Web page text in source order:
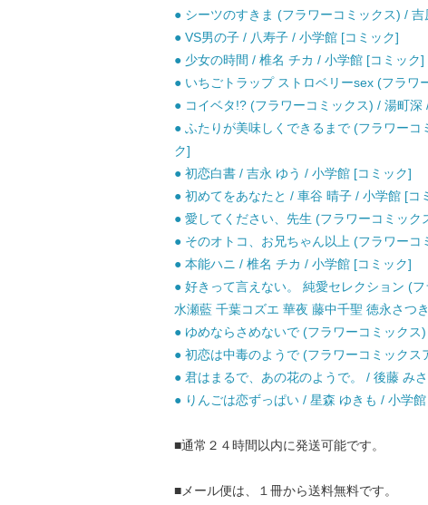
● シーツのすきま (フラワーコミックス) /
● VS男の子 / 八寿子 / 小学館 [コミック]
● 少女の時間 / 椎名 チカ / 小学館 [コミック]
● いちごトラップ ストロベリーsex (フラ
● コイベタ!? (フラワーコミックス) / 湯町深
● ふたりが美味しくできるまで (フラワー
ク]
● 初恋白書 / 吉永 ゆう / 小学館 [コミック]
● 初めてをあなたと / 車谷 晴子 / 小学館 [コ
● 愛してください、先生 (フラワーコミッ
● そのオトコ、お兄ちゃん以上 (フラワー
● 本能ハニ / 椎名 チカ / 小学館 [コミック]
● 好きって言えない。 純愛セレクション (
水瀬藍 千葉コズエ 華夜 藤中千聖 徳永さつ
● ゆめならさめないで (フラワーコミックス
● 初恋は中毒のようで (フラワーコミック
● 君はまるで、あの花のようで。 / 後藤 み
● りんごは恋ずっぱい / 星森 ゆきも / 小学
■通常２４時間以内に発送可能です。
■メール便は、１冊から送料無料です。